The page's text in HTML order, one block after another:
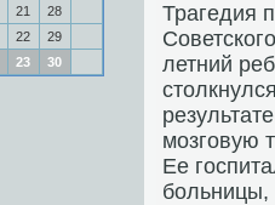
21
28
22
29
23 30
Трагедия
летний
мозговую
Ее
больницы,